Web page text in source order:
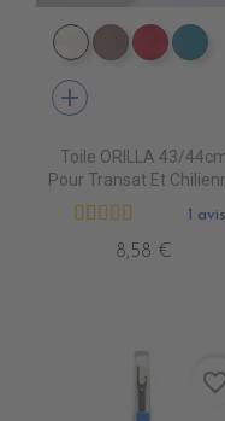
DT0001 ECRU
DT0003
add
Toile ORILLA 43/
Pour Transat Et
1 avis
8,58 €